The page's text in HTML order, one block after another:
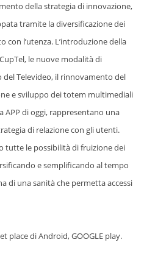
della strategia di innovazione,
tramite la diversificazione dei
con l’utenza. L’introduzione della
le nuove modalità di
del Televideo, il rinnovamento del
e sviluppo dei totem multimediali
APP di oggi, rappresentano una
di relazione con gli utenti.
tutte le possibilità di fruizione dei
e semplificando al tempo
di una sanità che permetta accessi
place di Android, GOOGLE play.